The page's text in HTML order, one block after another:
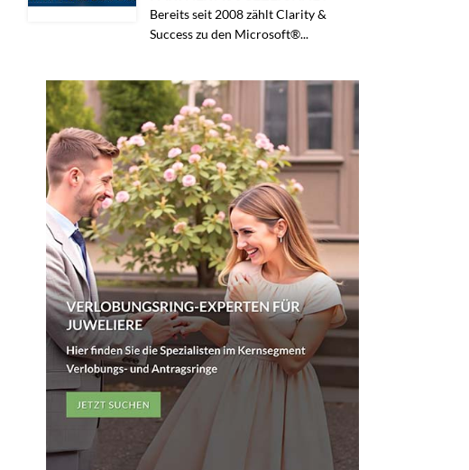
Bereits seit 2008 zählt Clarity &
Success zu den Microsoft®...